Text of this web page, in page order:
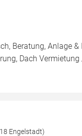
Beratung, Anlage
Dach
Engelstadt)